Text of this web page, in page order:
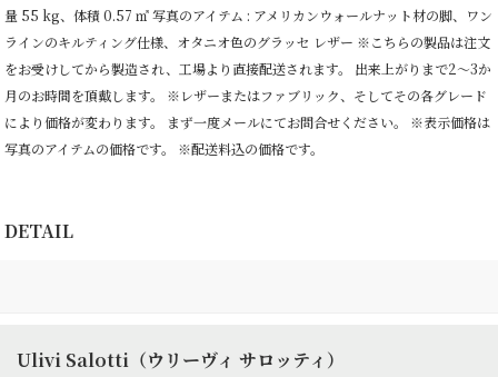
量 55 kg、体積 0.57 ㎥ 写真のアイテム : アメリカンウォールナット材の脚、ワン
ラインのキルティング仕様、オタニオ色のグラッセ レザー ※こちらの製品は注文
をお受けしてから製造され、工場より直接配送されます。 出来上がりまで2～3か
月のお時間を頂戴します。 ※レザーまたはファブリック、そしてその各グレード
により価格が変わります。 まず一度メールにてお問合せください。 ※表示価格は
写真のアイテムの価格です。 ※配送料込の価格です。
DETAIL
Ulivi Salotti（ウリーヴィ サロッティ）